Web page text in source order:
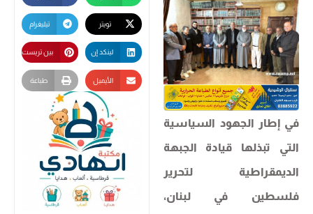
في إطار الجهود السياسية
التي تبذلها قيادة الجبهة
الديمقراطية لتحرير
فلسطين في لبنان،
تيليغرام
لينكد إن بين تريست
الأيميل طباعة